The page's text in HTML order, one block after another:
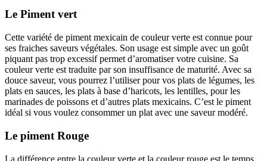
Le Piment vert
Cette variété de piment mexicain de couleur verte est connue pour
ses fraiches saveurs végétales. Son usage est simple avec un goût
piquant pas trop excessif permet d’aromatiser votre cuisine. Sa
couleur verte est traduite par son insuffisance de maturité. Avec sa
douce saveur, vous pourrez l’utiliser pour vos plats de légumes, les
plats en sauces, les plats à base d’haricots, les lentilles, pour les
marinades de poissons et d’autres plats mexicains. C’est le piment
idéal si vous voulez consommer un plat avec une saveur modéré.
Le piment Rouge
La différence entre la couleur verte et la couleur rouge est le temps